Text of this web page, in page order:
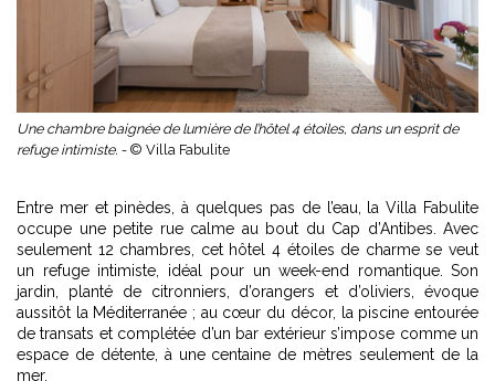
Une chambre baignée de lumière de l’hôtel 4 étoiles, dans un esprit de
refuge intimiste. - © Villa Fabulite
Entre mer et pinèdes, à quelques pas de l’eau, la Villa Fabulite
occupe une petite rue calme au bout du Cap d’Antibes. Avec
seulement 12 chambres, cet hôtel 4 étoiles de charme se veut
un refuge intimiste, idéal pour un week-end romantique. Son
jardin, planté de citronniers, d’orangers et d’oliviers, évoque
aussitôt la Méditerranée ; au cœur du décor, la piscine entourée
de transats et complétée d’un bar extérieur s’impose comme un
espace de détente, à une centaine de mètres seulement de la
mer.